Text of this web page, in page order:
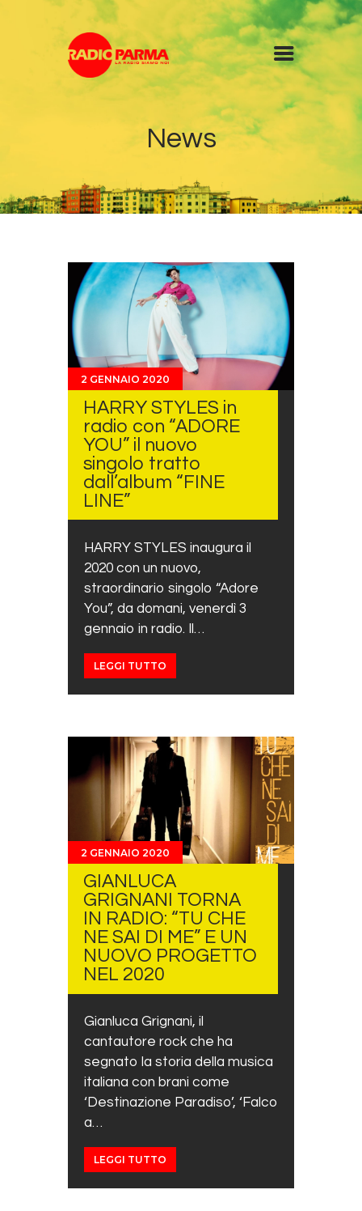
News
Programmi
Podcast
Contatti
2 GENNAIO 2020
HARRY STYLES in
radio con “ADORE
YOU” il nuovo
singolo tratto
dall’album “FINE
LINE”
HARRY STYLES inaugura il
2020 con un nuovo,
straordinario singolo “Adore
You”, da domani, venerdì 3
gennaio in radio. Il…
LEGGI TUTTO
2 GENNAIO 2020
GIANLUCA
GRIGNANI TORNA
IN RADIO: “TU CHE
NE SAI DI ME” E UN
NUOVO PROGETTO
NEL 2020
Gianluca Grignani, il
cantautore rock che ha
segnato la storia della musica
italiana con brani come
‘Destinazione Paradiso’, ‘Falco
a…
LEGGI TUTTO